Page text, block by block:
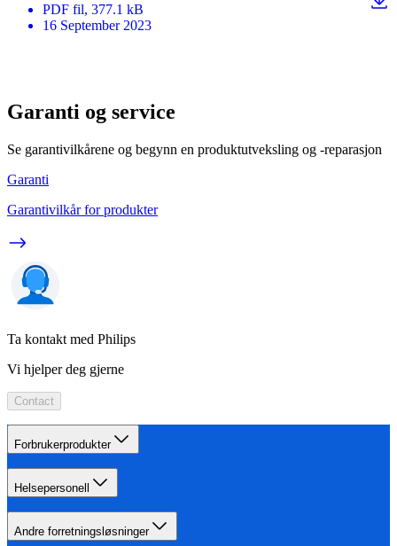
PDF fil, 377.1 kB
16 September 2023
Garanti og service
Se garantivilkårene og begynn en produktutveksling og -reparasjon
Garanti
Garantivilkår for produkter
Ta kontakt med Philips
Vi hjelper deg gjerne
Contact
Forbrukerprodukter
Helsepersonell
Andre forretningsløsninger